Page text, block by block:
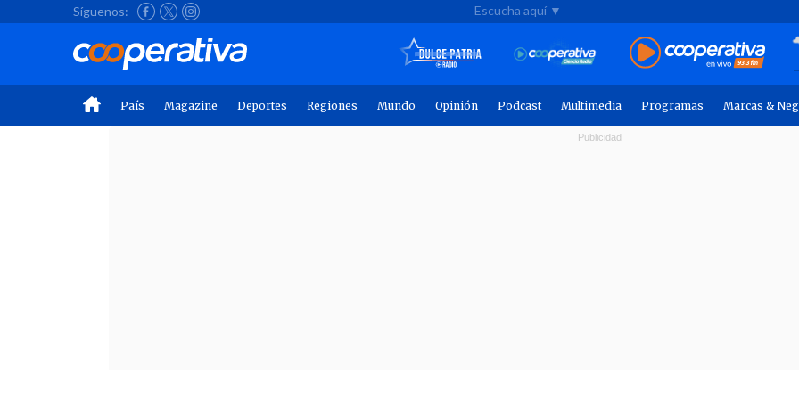
Síguenos: Escucha aquí ▼
País Magazine Deportes Regiones Mundo Opinión Podcast Multimedia Programas Marcas &